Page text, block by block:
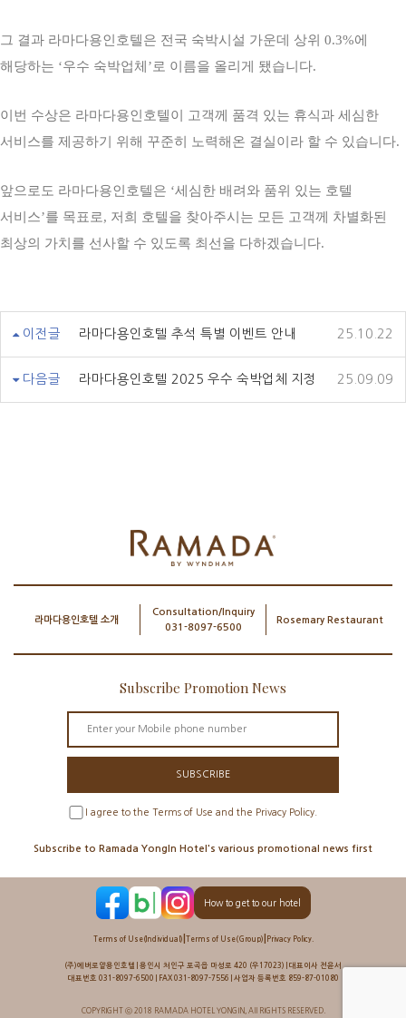
그 결과 라마다용인호텔은 전국 숙박시설 가운데 상위 0.3%에
해당하는 ‘우수 숙박업체’로 이름을 올리게 됐습니다.
이번 수상은 라마다용인호텔이 고객께 품격 있는 휴식과 세심한
서비스를 제공하기 위해 꾸준히 노력해온 결실이라 할 수 있습니다.
앞으로도 라마다용인호텔은 ‘세심한 배려와 품위 있는 호텔
서비스’를 목표로, 저희 호텔을 찾아주시는 모든 고객께 차별화된
최상의 가치를 선사할 수 있도록 최선을 다하겠습니다.
이전글 라마다용인호텔 추석 특별 이벤트 안내 25.10.22
다음글 라마다용인호텔 2025 우수 숙박업체 지정 25.09.09
라마다용인호텔 소개
Consultation/Inquiry
031-8097-6500
Rosemary Restaurant
Subscribe Promotion News
SUBSCRIBE
I agree to the Terms of Use and the Privacy Policy.
Subscribe to Ramada YongIn Hotel's various promotional news first
How to get to our hotel
Terms of Use(Individual) Terms of Use(Group) Privacy Policy.
(주)에버로얄용인호텔 | 용인시 처인구 포곡읍 마성로 420 (우17023) | 대표이사 전윤서
대표번호 031-8097-6500 | FAX 031-8097-7556 | 사업자 등록번호 859-87-01080
COPYRIGHT ⓒ 2018 RAMADA HOTEL YONGIN, All RIGHTS RESERVED.